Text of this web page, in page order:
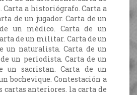
Carta a historiógrafo. Carta a
de un jugador. Carta de un
un médico. Carta de un
de un militar. Carta de un
un naturalista. Carta de un
de un periodista. Carta de un
un sacristan. Carta de un
bochevique. Contestación a
cartas anteriores. la carta de